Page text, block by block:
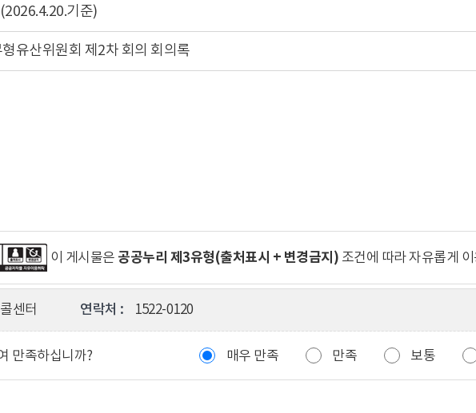
기준)
유산위원회 제2차 회의 회의록
이 게시물은 공공누리 제3유형(출처표시 + 변경금지) 조건에 따라 자유롭게
센터 연락처 : 1522-0120
만족하십니까? 매우 만족 만족 보통